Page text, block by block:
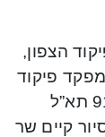
הצפון,
פיקוד
הצפון, אלוף אמיר ברעם, מפקד אוגדה 91 תא”ל
קיים שר